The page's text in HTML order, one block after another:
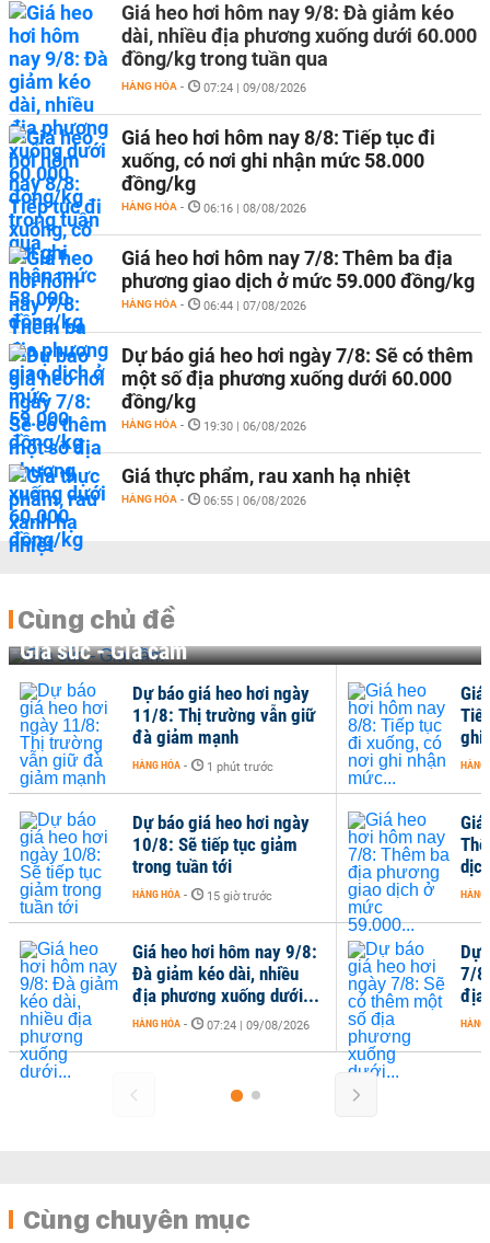
Giá heo hơi hôm nay 9/8: Đà giảm kéo
dài, nhiều địa phương xuống dưới 60.000
đồng/kg trong tuần qua
HÀNG HÓA - 07:24 | 09/08/2026
Giá heo hơi hôm nay 8/8: Tiếp tục đi
xuống, có nơi ghi nhận mức 58.000
đồng/kg
HÀNG HÓA - 06:16 | 08/08/2026
Giá heo hơi hôm nay 7/8: Thêm ba địa
phương giao dịch ở mức 59.000 đồng/kg
HÀNG HÓA - 06:44 | 07/08/2026
Dự báo giá heo hơi ngày 7/8: Sẽ có thêm
một số địa phương xuống dưới 60.000
đồng/kg
HÀNG HÓA - 19:30 | 06/08/2026
Giá thực phẩm, rau xanh hạ nhiệt
HÀNG HÓA - 06:55 | 06/08/2026
Cùng chủ đề
Gia súc - Gia cầm
Dự báo giá heo hơi ngày
11/8: Thị trường vẫn giữ
đà giảm mạnh
HÀNG HÓA - 1 phút trước
Dự báo giá heo hơi ngày
10/8: Sẽ tiếp tục giảm
trong tuần tới
HÀNG HÓA - 15 giờ trước
Giá heo hơi hôm nay 9/8:
Đà giảm kéo dài, nhiều
địa phương xuống dưới...
HÀNG HÓA - 07:24 | 09/08/2026
ghi
HÀNG
HÀNG
Dự
7/
địa
HÀNG
Cùng chuyên mục